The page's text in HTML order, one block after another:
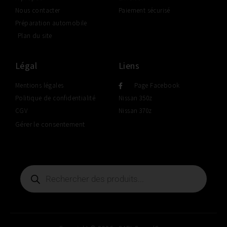
Nous contacter
Préparation automobile
Plan du site
Paiement sécurisé
Légal
Mentions légales
Politique de confidentialité
CGV
Gérer le consentement
Liens
Page Facebook
Nissan 350z
Nissan 370z